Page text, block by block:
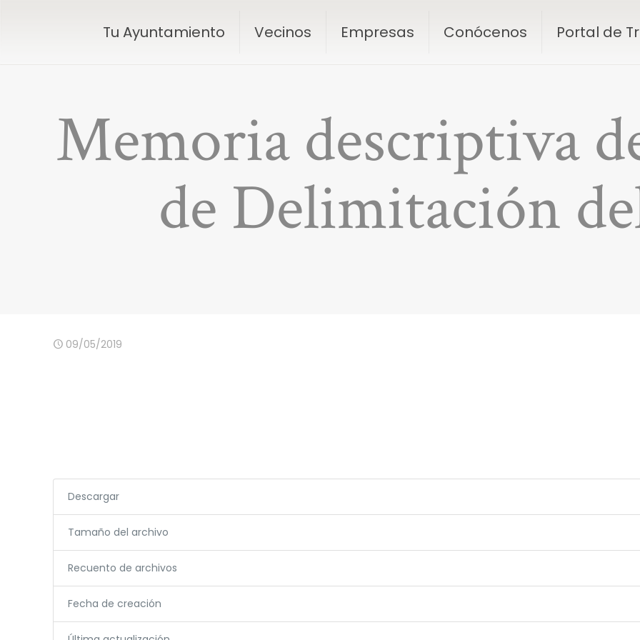
Tu Ayuntamiento Vecinos Empresas Conócenos Portal de
Memoria descriptiva
de Delimitación
09/05/2019
Descargar
Tamaño del archivo
Recuento de archivos
Fecha de creación